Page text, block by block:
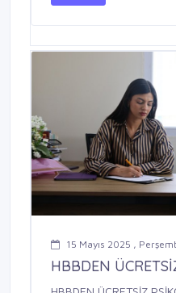
15 Mayıs 2025 ,
HBBDEN